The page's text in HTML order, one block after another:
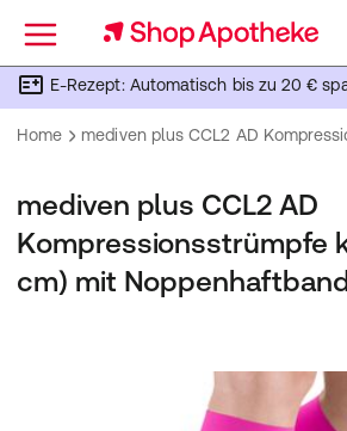
Menü
E-Rezept: Automatisch bis zu 20 €
Home mediven plus CCL2 AD
mediven plus CCL2 AD
Kompressionsstrümpfe
cm) mit Noppenhaftband